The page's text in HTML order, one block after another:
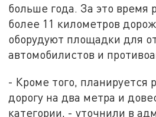
больше года. За это время
более 11 километров
оборудуют площадки для
автомобилистов и
- Кроме того, планируется
дорогу на два метра и
категории, - уточнили в